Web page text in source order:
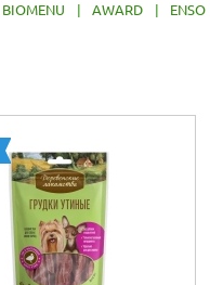
BIOMENU AWARD ENSO